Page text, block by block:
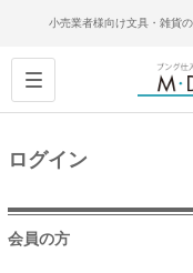
小売業者様向け文具・雑貨
ログイン
会員の方